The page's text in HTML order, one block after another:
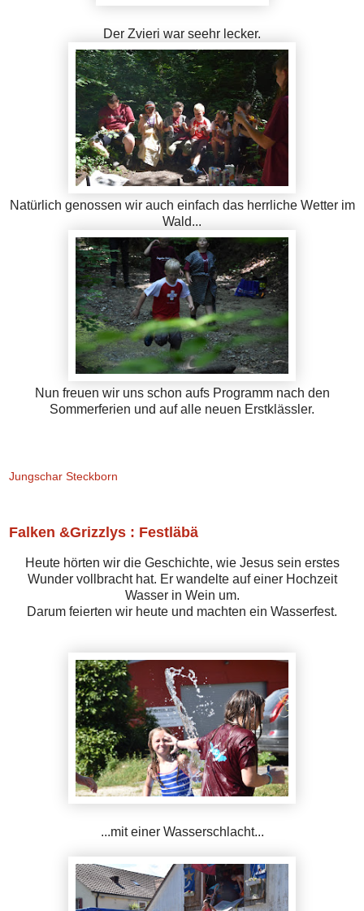
Der Zvieri war seehr lecker.
Natürlich genossen wir auch einfach das herrliche Wetter im
Wald...
Nun freuen wir uns schon aufs Programm nach den
Sommerferien und auf alle neuen Erstklässler.
Jungschar Steckborn
Falken &Grizzlys : Festläbä
Heute hörten wir die Geschichte, wie Jesus sein erstes
Wunder vollbracht hat. Er wandelte auf einer Hochzeit
Wasser in Wein um.
Darum feierten wir heute und machten ein Wasserfest.
...mit einer Wasserschlacht...